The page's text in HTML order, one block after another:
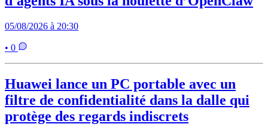
05/08/2026 à 20:30
• 0
Huawei lance un PC portable avec un
filtre de confidentialité dans la dalle qui
protège des regards indiscrets